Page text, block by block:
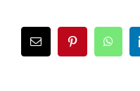
LinkedIn
WhatsApp
Pinterest
Email